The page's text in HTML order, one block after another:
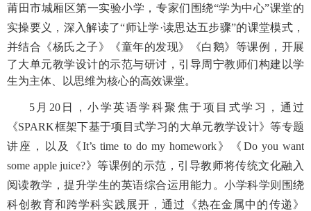
莆田市城厢区第一实验小学，专家们围绕“学为中心”课堂的
实操要义，深入解读了“师让学·读思达五步骤”的课堂模式，
并结合《杨氏之子》《童年的发现》《白鹅》等课例，开展
了大单元教学设计的示范与研讨，引导周宁教师们构建以学
生为主体、以思维为核心的高效课堂。
5 月 20日，小学英语学科聚焦于项目式学习，通过
《SPARK框架下基于项目式学习的大单元教学设计》等专题
讲座，以及《It’s time to do my homework》《 Do you want
some apple juice?》等课例的示范，引导教师将传统文化融入
阅读教学，提升学生的英语综合运用能力。小学科学则围绕
科创教育和跨学科实践展开，通过《热在金属中的传递》